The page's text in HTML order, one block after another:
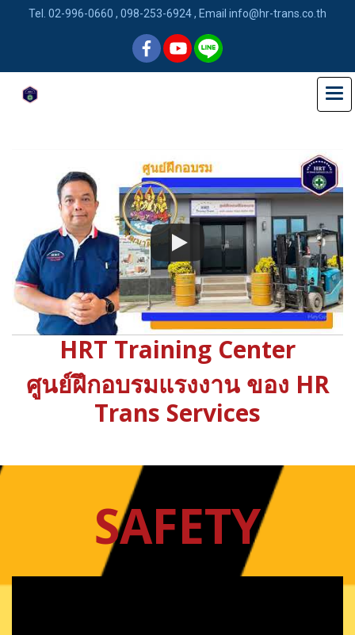
Tel. 02-996-0660 , 098-253-6924 , Email info@hr-trans.co.th
HRT Training Center
ศูนย์ฝึกอบรมแรงงาน ของ HR
Trans Services
SAFETY